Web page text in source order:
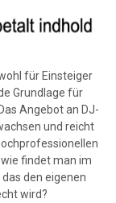
für Einsteiger
Grundlage für
Angebot an DJ-
und reicht
findet man im
den eigenen
wird?